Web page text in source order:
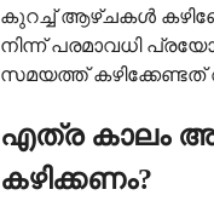
കുറച്ച് ആഴ്ചകൾ
നിന്ന് പരമാവധി
സമയത്ത്
എത്ര കാലം
കഴിക്കണം?